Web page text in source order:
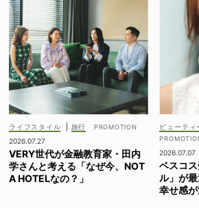
ライフスタイル
旅行
2026.07.27
VERY世代が金融教育家・田内
学さんと考える「なぜ今、NOT
A HOTELなの？」
ビューティ
2026.07.07
ベスコ
ル」が
幸せ感